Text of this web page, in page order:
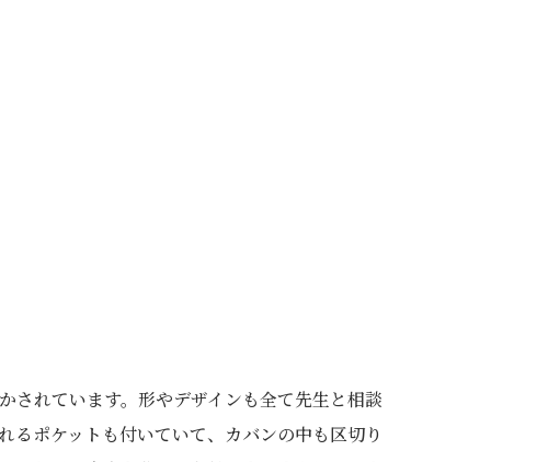
されています。形やデザインも全て先生と相談
るポケットも付いていて、カバンの中も区切り